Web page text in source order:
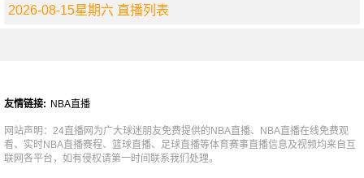
2026-08-15星期六 直播列表
友情链接: NBA直播
网站声明：24直播网为广大球迷朋友免费提供的NBA直播、NBA直播在线免费观
看、实时NBA直播赛程、篮球直播、足球直播等体育赛事直播信息及视频均来自互
联网各平台，如有侵权请第一时间联系我们处理。